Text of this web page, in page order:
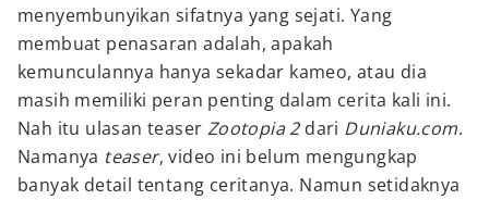
menyembunyikan sifatnya yang sejati. Yang
membuat penasaran adalah, apakah
kemunculannya hanya sekadar kameo, atau dia
masih memiliki peran penting dalam cerita kali ini.
Nah itu ulasan teaser Zootopia 2 dari Duniaku.com.
Namanya teaser, video ini belum mengungkap
banyak detail tentang ceritanya. Namun setidaknya